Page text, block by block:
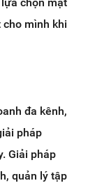
mình khi
đa kênh,
pháp
Giải pháp
quản lý tập